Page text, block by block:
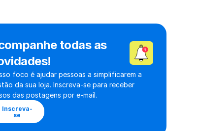
todas as
foco é ajudar pessoas a simplificarem a
da sua loja. Inscreva-se para receber
das postagens por e-mail.
Inscreva-
se